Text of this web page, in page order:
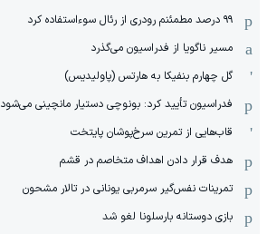
۹۹ درصد مطمئنم رودری از رئال سوءاستفاده کرد
مسیر ناگویا از فدراسیون می‌گذرد
گل چهارم بنفیکا به هارتس (پاولیدیس)
فدراسیون تأیید کرد: بونوچی دستیار مانچینی می‌شود
قاب‌هایی از تمرین سرخ‌پوشان پایتخت
هدف قرار دادن اهداف متخاصم در قشم
‏تمرینات نفس‌گیر سرمربی یونانی در تالار مشحون
بازی دوستانه بارسلونا لغو شد